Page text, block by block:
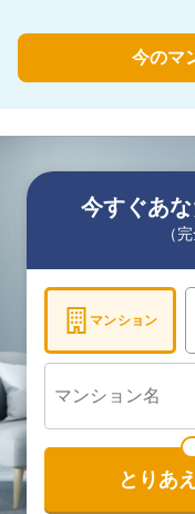
今のマ
今すぐあ
（
マンション
とりあ